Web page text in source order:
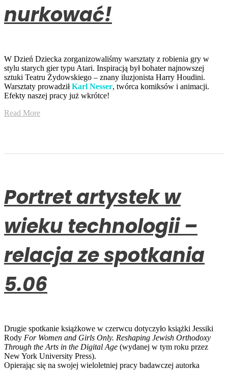
nurkować!
W Dzień Dziecka zorganizowaliśmy warsztaty z robienia gry w
stylu starych gier typu Atari. Inspiracją był bohater najnowszej
sztuki Teatru Żydowskiego – znany iluzjonista Harry Houdini.
Warsztaty prowadziłKarl Nesser, twórca komiksów i animacji.
Efekty naszej pracy już wkrótce!
Read More
Portret artystek w
wieku technologii –
relacja ze spotkania
5.06
Drugie spotkanie książkowe w czerwcu dotyczyło książki Jessiki
Rody For Women and Girls Only. Reshaping Jewish Orthodoxy
Through the Arts in the Digital Age (wydanej w tym roku przez
New York University Press).
Opierając się na swojej wieloletniej pracy badawczej autorka